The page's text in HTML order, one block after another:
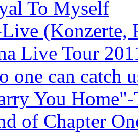
To Myself
(Konzerte,
Live Tour
one can catch
You
of Chapter